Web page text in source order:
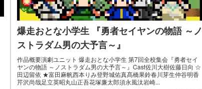
爆走おとな小学生 『勇者セイヤンの物語 ～ノ
ストラダム男の大予言～』
作品概要演劇ユニット 爆走おとな小学生 第7回全校集会『勇者セイ
ヤンの物語 ～ノストラダム男の大予言～』Cast佐川大樹佐藤日向 ☆
田辺留依 ★富田麻帆西本りみ登野城佑真髙橋果鈴春川芽生仲谷明香
芹沢尚哉足立英昭丸山正吾花塚廉太郎須永風汰岩崎...